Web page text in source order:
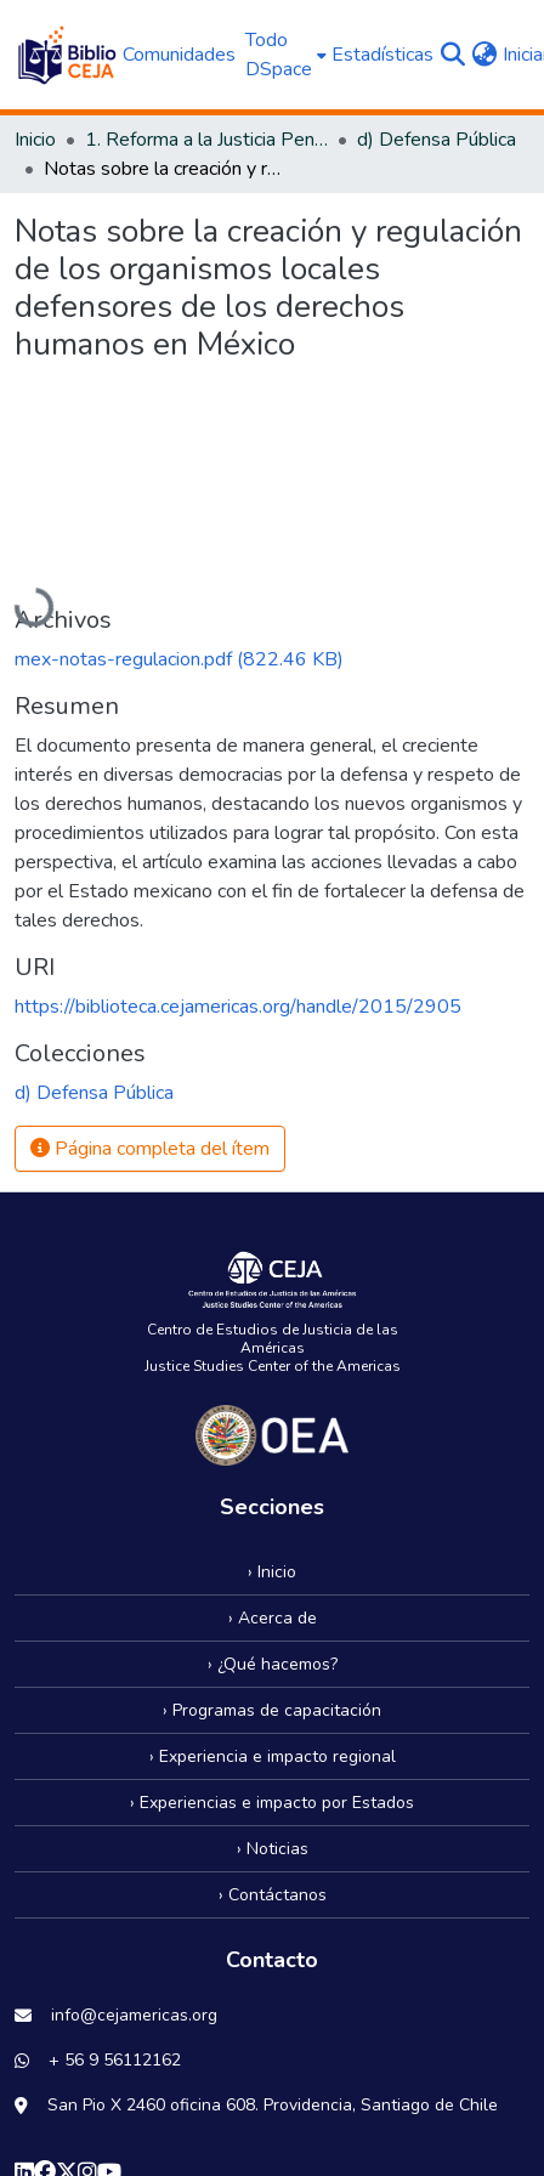
Comunidades
Todo
DSpace
Estadísticas
Inicio 1. Reforma a la Justicia Penal
d) Defensa Pública
Notas sobre la creación y regulación de los organismos locales defensores de los derechos humanos en México
Notas sobre la creación y regulación
de los organismos locales
defensores de los derechos
humanos en México
Cargando...
Archivos
mex-notas-regulacion.pdf(822.46 KB)
Resumen
El documento presenta de manera general, el creciente
interés en diversas democracias por la defensa y respeto de
los derechos humanos, destacando los nuevos organismos y
procedimientos utilizados para lograr tal propósito. Con esta
perspectiva, el artículo examina las acciones llevadas a cabo
por el Estado mexicano con el fin de fortalecer la defensa de
tales derechos.
URI
https://biblioteca.cejamericas.org/handle/2015/2905
Colecciones
d) Defensa Pública
Página completa del ítem
Centro de Estudios de Justicia de las
Américas
Justice Studies Center of the Americas
Secciones
› Inicio
› Acerca de
› ¿Qué hacemos?
› Programas de capacitación
› Experiencia e impacto regional
› Experiencias e impacto por Estados
› Noticias
› Contáctanos
Contacto
info@cejamericas.org
+ 56 9 56112162
San Pio X 2460 oficina 608. Providencia, Santiago de Chile